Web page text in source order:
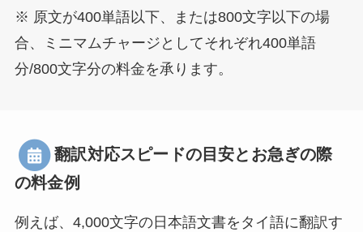
※ 原文が400単語以下、または800文字以下の場
合、ミニマムチャージとしてそれぞれ400単語
分/800文字分の料金を承ります。
翻訳対応スピードの目安とお急ぎの際
の料金例
例えば、4,000文字の日本語文書をタイ語に翻訳す